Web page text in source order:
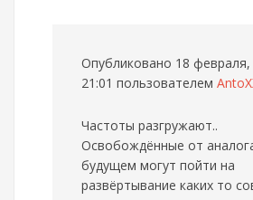
Опубликовано 18 февраля,
21:01 пользователем
Частоты разгружают..
Освобождённые от
будущем могут пойти на
развёртывание каких то